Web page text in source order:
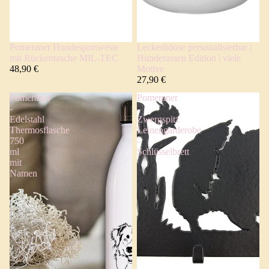
Pomeraner Hundesportweste
mit Rückentasche MIL-TEC
48,90 €
Leckerlidose personalisierbar |
Hunderassen Edition | viele
Motive
27,90 €
Pomeraner
-
Edelstahl
Thermosflasche
750
ml
mit
Namen
Pomeraner
-
Zwergspitz
Leinengarderobe
-
Schlüsselbrett